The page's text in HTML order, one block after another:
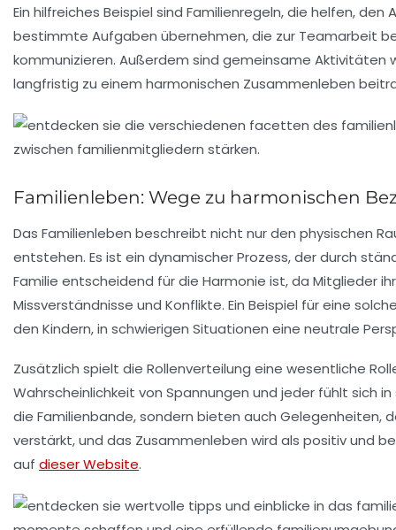
Ein hilfreiches Beispiel sind Familienregeln, die helfen, den
bestimmte Aufgaben übernehmen, die zur Teamarbeit
kommunizieren. Außerdem sind gemeinsame Aktivitäten
langfristig zu einem harmonischen Zusammenleben
Familienleben: Wege zu harmonischen
Das Familienleben beschreibt nicht nur den physischen
entstehen. Es ist ein dynamischer Prozess, der durch
Familie entscheidend für die Harmonie ist, da Mitglieder
Missverständnisse und Konflikte. Ein Beispiel für eine
den Kindern, in schwierigen Situationen eine neutrale
Zusätzlich spielt die Rollenverteilung eine wesentliche
Wahrscheinlichkeit von Spannungen und jeder fühlt sich
die Familienbande, sondern bieten auch Gelegenheiten,
verstärkt, und das Zusammenleben wird als positiv und
auf dieser Website.